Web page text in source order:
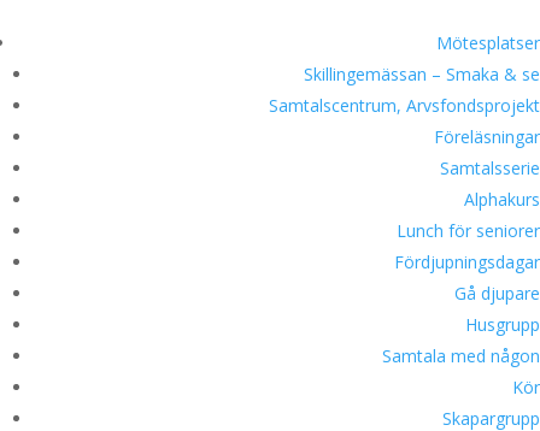
Mötesplatser
Skillingemässan – Smaka & se
Samtalscentrum, Arvsfondsprojekt
Föreläsningar
Samtalsserie
Alphakurs
Lunch för seniorer
Fördjupningsdagar
Gå djupare
Husgrupp
Samtala med någon
Kör
Skapargrupp